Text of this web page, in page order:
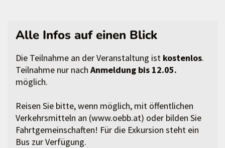
Alle Infos auf einen Blick
Die Teilnahme an der Veranstaltung ist kostenlos.
Teilnahme nur nach Anmeldung bis 12.05.
möglich.
Reisen Sie bitte, wenn möglich, mit öffentlichen
Verkehrsmitteln an (www.oebb.at) oder bilden Sie
Fahrtgemeinschaften! Für die Exkursion steht ein
Bus zur Verfügung.